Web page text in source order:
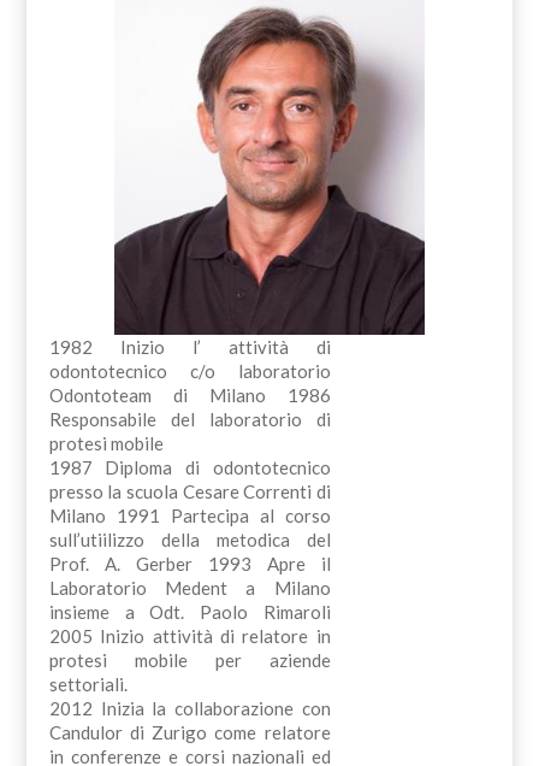
1982 Inizio l’ attività di
odontotecnico c/o laboratorio
Odontoteam di Milano 1986
Responsabile del laboratorio di
protesi mobile
1987 Diploma di odontotecnico
presso la scuola Cesare Correnti di
Milano 1991 Partecipa al corso
sull’utiilizzo della metodica del
Prof. A. Gerber 1993 Apre il
Laboratorio Medent a Milano
insieme a Odt. Paolo Rimaroli
2005 Inizio attività di relatore in
protesi mobile per aziende
settoriali.
2012 Inizia la collaborazione con
Candulor di Zurigo come relatore
in conferenze e corsi nazionali ed